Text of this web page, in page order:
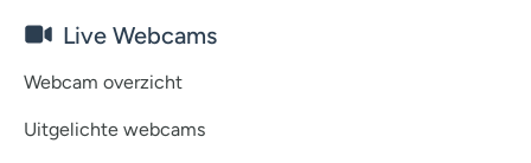
Live Webcams
Webcam overzicht
Uitgelichte webcams